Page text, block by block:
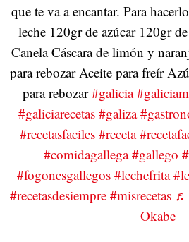
que te va a encantar. Para
leche 120gr de azúcar 120gr
Canela Cáscara de limón y
para rebozar Aceite para freír
para rebozar#galicia
#galiciarecetas #galiza
#recetasfaciles #receta
#comidagallega #gallego
#fogonesgallegos #lechefrita
#recetasdesiempre #misrecetas ♬
Okabe